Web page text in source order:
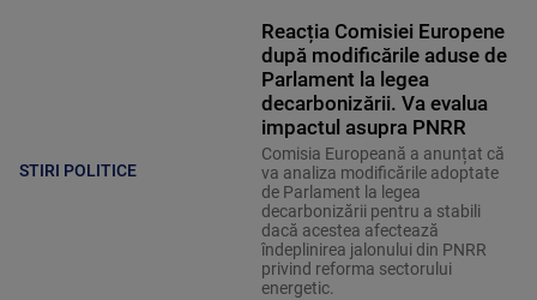
STIRI POLITICE
Reacția Comisiei Europene
după modificările aduse de
Parlament la legea
decarbonizării. Va evalua
impactul asupra PNRR
Comisia Europeană a anunțat că
va analiza modificările adoptate
de Parlament la legea
decarbonizării pentru a stabili
dacă acestea afectează
îndeplinirea jalonului din PNRR
privind reforma sectorului
energetic.